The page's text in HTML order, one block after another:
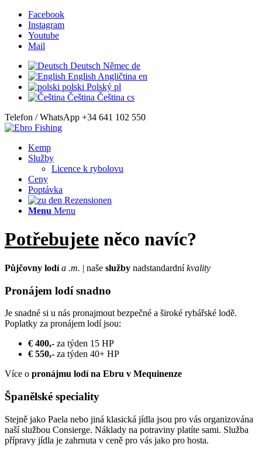
Facebook
Instagram
Youtube
Mail
Deutsch Němec de
English Angličtina en
polski Polský pl
Čeština Čeština cs
Telefon / WhatsApp +34 641 102 550
Kemp
Služby
Licence k rybolovu
Ceny
Poptávka
Menu Menu
Potřebujete něco navíc?
Půjčovny lodí a .m. | naše služby nadstandardníkvality
Pronájem lodí snadno
Je snadné si u nás pronajmout bezpečné a široké rybářské lodě.
Poplatky za pronájem lodí jsou:
€ 400,- za týden 15 HP
€ 550,- za týden 40+ HP
Více o pronájmu lodí na Ebru v Mequinenze
Španělské speciality
Stejně jako Paela nebo jiná klasická jídla jsou pro vás organizována
naší službou Consierge. Náklady na potraviny platíte sami. Služba
přípravy jídla je zahrnuta v ceně pro vás jako pro hosta.